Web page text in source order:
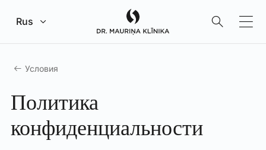
Перейти к главному содержанию
Rus
Условия
Политика
конфиденциальности